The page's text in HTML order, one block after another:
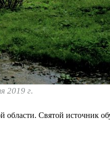
2019 г.
области. Святой источник